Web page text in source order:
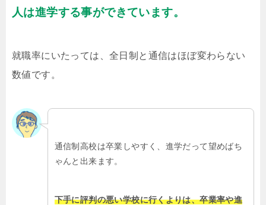
人は進学する事ができています。
就職率にいたっては、全日制と通信はほぼ変わらない
数値です。
通信制高校は卒業しやすく、進学だって望めばち
ゃんと出来ます。
下手に評判の悪い学校に行くよりは、卒業率や進